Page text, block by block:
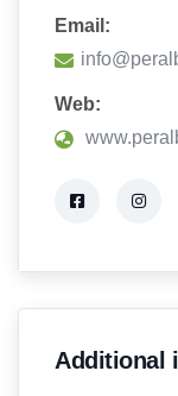
Email:
Web:
Additional